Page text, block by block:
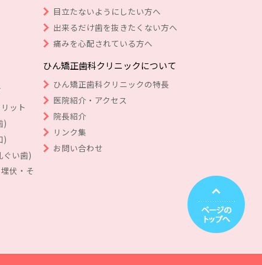
ット
)
)
ぐい歯)
伏・そ
目立たないようにしたい方へ
出来るだけ歯を抜きたくない方へ
痛みを心配されている方へ
ひん矯正歯科クリニックについて
ひん矯正歯科クリニックの特長
医院紹介・アクセス
院長紹介
リンク集
お問い合わせ